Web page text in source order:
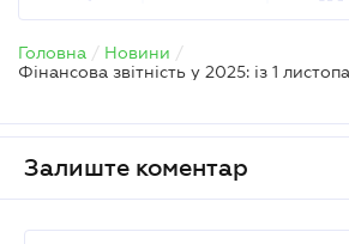
Головна / Новини /
Залиште коментар